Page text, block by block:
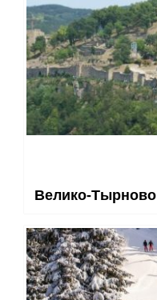
Велико-Тырново